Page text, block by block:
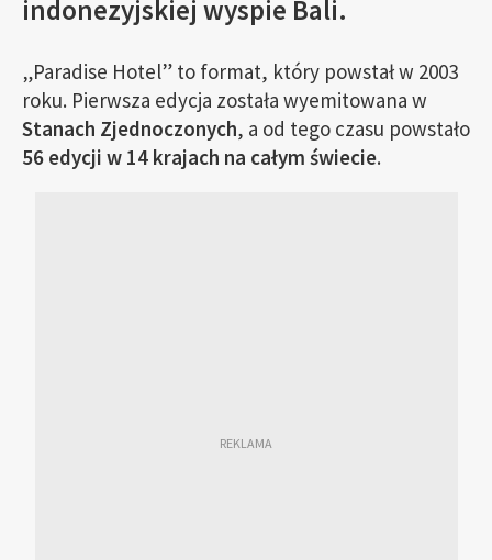
indonezyjskiej wyspie Bali.
„Paradise Hotel” to format, który powstał w 2003
roku. Pierwsza edycja została wyemitowana w
Stanach Zjednoczonych, a od tego czasu powstało
56 edycji w 14 krajach na całym świecie.